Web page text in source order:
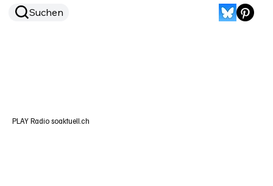
Suchen
PLAY Radio soaktuell.ch